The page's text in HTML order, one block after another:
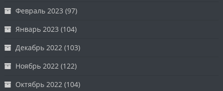
Февраль 2023 (97)
Январь 2023 (104)
Декабрь 2022 (103)
Ноябрь 2022 (122)
Октябрь 2022 (104)